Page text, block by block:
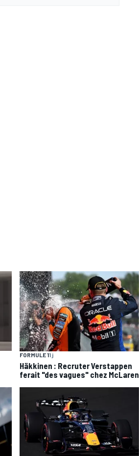
FORMULE 11 j
Häkkinen : Recruter Verstappen
ferait "des vagues" chez McLaren